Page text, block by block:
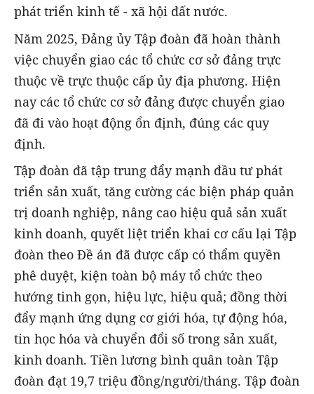
phát triển kinh tế - xã hội đất nước.
Năm 2025, Đảng ủy Tập đoàn đã hoàn thành
việc chuyển giao các tổ chức cơ sở đảng trực
thuộc về trực thuộc cấp ủy địa phương. Hiện
nay các tổ chức cơ sở đảng được chuyển giao
đã đi vào hoạt động ổn định, đúng các quy
định.
Tập đoàn đã tập trung đẩy mạnh đầu tư phát
triển sản xuất, tăng cường các biện pháp quản
trị doanh nghiệp, nâng cao hiệu quả sản xuất
kinh doanh, quyết liệt triển khai cơ cấu lại Tập
đoàn theo Đề án đã được cấp có thẩm quyền
phê duyệt, kiện toàn bộ máy tổ chức theo
hướng tinh gọn, hiệu lực, hiệu quả; đồng thời
đẩy mạnh ứng dụng cơ giới hóa, tự động hóa,
tin học hóa và chuyển đổi số trong sản xuất,
kinh doanh. Tiền lương bình quân toàn Tập
đoàn đạt 19,7 triệu đồng/người/tháng. Tập đoàn